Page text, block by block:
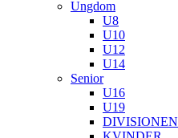
Ungdom
U8
U10
U12
U14
Senior
U16
U19
DIVISIONEN